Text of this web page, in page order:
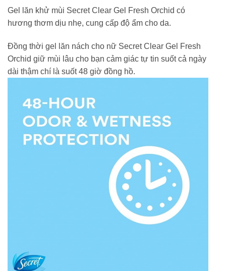
Gel lăn khử mùi Secret Clear Gel Fresh Orchid có
hương thơm dịu nhẹ, cung cấp độ ẩm cho da.
Đồng thời gel lăn nách cho nữ Secret Clear Gel Fresh
Orchid giữ mùi lâu cho bạn cảm giác tự tin suốt cả ngày
dài thậm chí là suốt 48 giờ đồng hồ.